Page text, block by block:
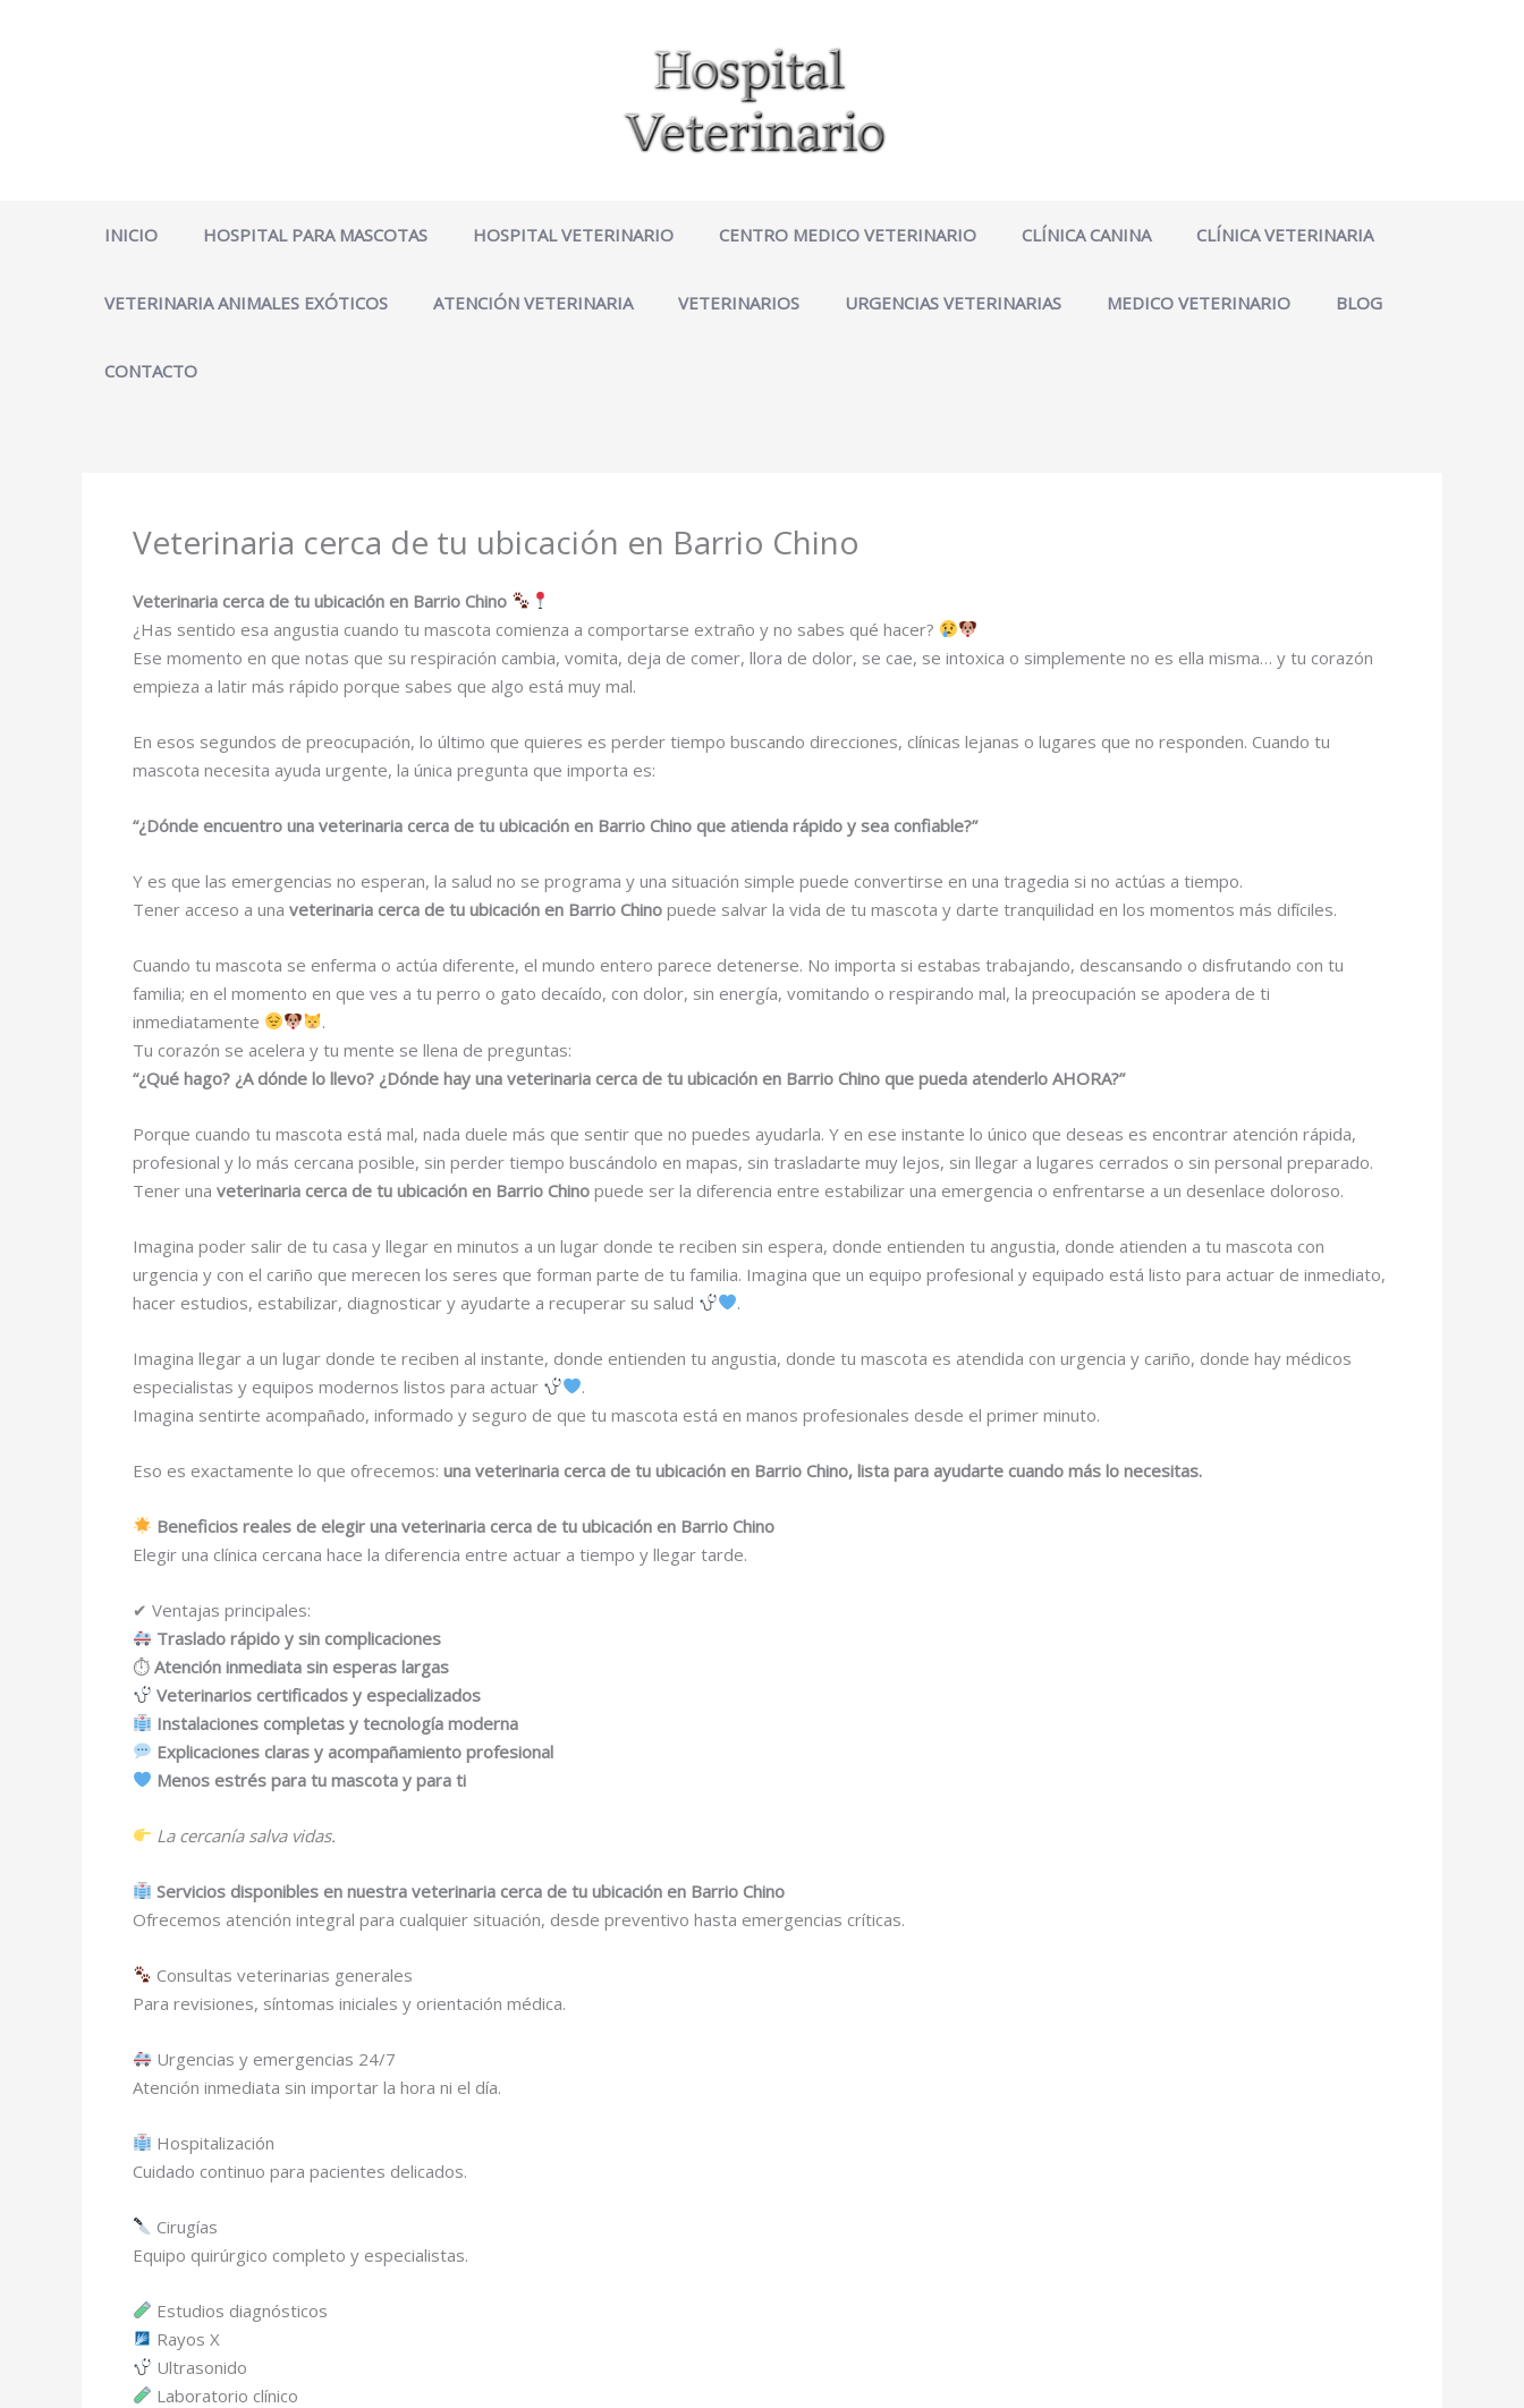
INICIO HOSPITAL PARA MASCOTAS HOSPITAL VETERINARIO CENTRO MEDICO VETERINARIO CLÍNICA CANINA CLÍNICA VETERINARIA
VETERINARIA ANIMALES EXÓTICOS ATENCIÓN VETERINARIA VETERINARIOS URGENCIAS VETERINARIAS MEDICO VETERINARIO BLOG
CONTACTO
Veterinaria cerca de tu ubicación en Barrio Chino
Veterinaria cerca de tu ubicación en Barrio Chino
¿Has sentido esa angustia cuando tu mascota comienza a comportarse extraño y no sabes qué hacer?
Ese momento en que notas que su respiración cambia, vomita, deja de comer, llora de dolor, se cae, se intoxica o simplemente no es ella misma… y tu corazón
empieza a latir más rápido porque sabes que algo está muy mal.
En esos segundos de preocupación, lo último que quieres es perder tiempo buscando direcciones, clínicas lejanas o lugares que no responden. Cuando tu
mascota necesita ayuda urgente, la única pregunta que importa es:
“¿Dónde encuentro una veterinaria cerca de tu ubicación en Barrio Chino que atienda rápido y sea confiable?”
Y es que las emergencias no esperan, la salud no se programa y una situación simple puede convertirse en una tragedia si no actúas a tiempo.
Tener acceso a una veterinaria cerca de tu ubicación en Barrio Chino puede salvar la vida de tu mascota y darte tranquilidad en los momentos más difíciles.
Cuando tu mascota se enferma o actúa diferente, el mundo entero parece detenerse. No importa si estabas trabajando, descansando o disfrutando con tu
familia; en el momento en que ves a tu perro o gato decaído, con dolor, sin energía, vomitando o respirando mal, la preocupación se apodera de ti
inmediatamente
.
Tu corazón se acelera y tu mente se llena de preguntas:
“¿Qué hago? ¿A dónde lo llevo? ¿Dónde hay una veterinaria cerca de tu ubicación en Barrio Chino que pueda atenderlo AHORA?”
Porque cuando tu mascota está mal, nada duele más que sentir que no puedes ayudarla. Y en ese instante lo único que deseas es encontrar atención rápida,
profesional y lo más cercana posible, sin perder tiempo buscándolo en mapas, sin trasladarte muy lejos, sin llegar a lugares cerrados o sin personal preparado.
Tener una veterinaria cerca de tu ubicación en Barrio Chino puede ser la diferencia entre estabilizar una emergencia o enfrentarse a un desenlace doloroso.
Imagina poder salir de tu casa y llegar en minutos a un lugar donde te reciben sin espera, donde entienden tu angustia, donde atienden a tu mascota con
urgencia y con el cariño que merecen los seres que forman parte de tu familia. Imagina que un equipo profesional y equipado está listo para actuar de inmediato,
hacer estudios, estabilizar, diagnosticar y ayudarte a recuperar su salud
.
Imagina llegar a un lugar donde te reciben al instante, donde entienden tu angustia, donde tu mascota es atendida con urgencia y cariño, donde hay médicos
especialistas y equipos modernos listos para actuar
.
Imagina sentirte acompañado, informado y seguro de que tu mascota está en manos profesionales desde el primer minuto.
Eso es exactamente lo que ofrecemos: una veterinaria cerca de tu ubicación en Barrio Chino, lista para ayudarte cuando más lo necesitas.
Beneficios reales de elegir una veterinaria cerca de tu ubicación en Barrio Chino
Elegir una clínica cercana hace la diferencia entre actuar a tiempo y llegar tarde.
✔ Ventajas principales:
Traslado rápido y sin complicaciones
⏱ Atención inmediata sin esperas largas
Veterinarios certificados y especializados
Instalaciones completas y tecnología moderna
Explicaciones claras y acompañamiento profesional
Menos estrés para tu mascota y para ti
La cercanía salva vidas.
Servicios disponibles en nuestra veterinaria cerca de tu ubicación en Barrio Chino
Ofrecemos atención integral para cualquier situación, desde preventivo hasta emergencias críticas.
Consultas veterinarias generales
Para revisiones, síntomas iniciales y orientación médica.
Urgencias y emergencias 24/7
Atención inmediata sin importar la hora ni el día.
Hospitalización
Cuidado continuo para pacientes delicados.
Cirugías
Equipo quirúrgico completo y especialistas.
Estudios diagnósticos
Rayos X
Ultrasonido
Laboratorio clínico